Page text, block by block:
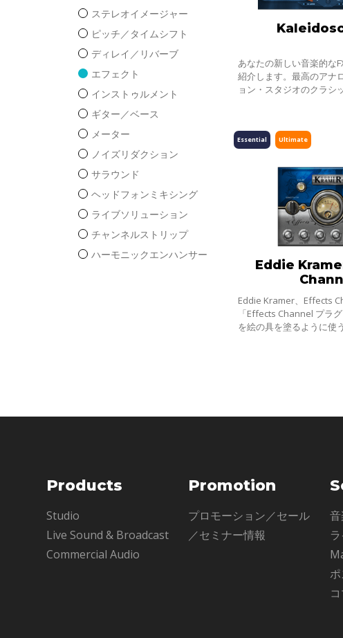
ステレオイメージャー
ピッチ／タイムシフト
ディレイ／リバーブ
エフェクト
インストゥルメント
ギター／ベース
メーター
ノイズリダクション
サラウンド
ヘッドフォンミキシング
ライブソリューション
チャンネルストリップ
ハーモニックエンハンサー
あなたの新しい音楽的な
紹介します。最高のアナ
ョン・スタジオのクラシ
す
Ultimate
Essential
Eddie
Eddie Kramer、Effects
「Effects Channel プラ
を絵の具を塗るように使
Products
Studio
Live Sound & Broadcast
Commercial Audio
Promotion
プロモーション／セール
／セミナー情報